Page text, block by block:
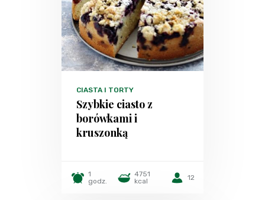
CIASTA I TORTY
Szybkie ciasto z
borówkami i
kruszonką
1
godz.
4751
kcal
12